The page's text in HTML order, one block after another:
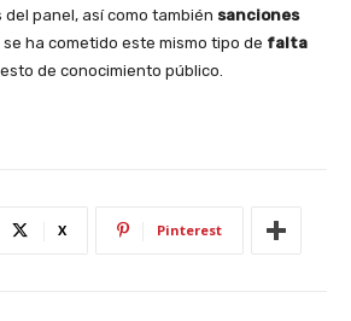
panel, así como también sanciones
ha cometido este mismo tipo de falta
de conocimiento público.
X Pinterest